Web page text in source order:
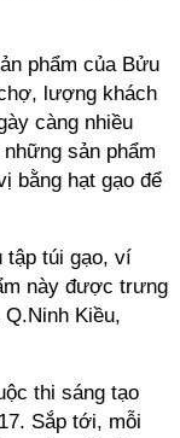
phẩm của Bửu
lượng khách
càng nhiều
sản phẩm
bằng hạt gạo để
tập túi gạo, ví
này được trưng
Kiều,
thi sáng tạo
Sắp tới, mỗi